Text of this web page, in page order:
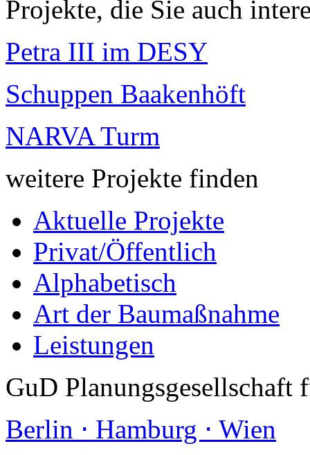
Projekte, die Sie auch
Petra III im DESY
Schuppen Baakenhöft
NARVA Turm
weitere Projekte finden
Aktuelle Projekte
Privat/Öffentlich
Alphabetisch
Art der Baumaßnahme
Leistungen
GuD Planungsgesellschaft
Berlin ⋅ Hamburg ⋅ Wien